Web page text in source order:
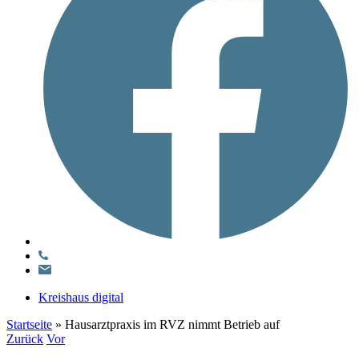
Kreishaus digital
Startseite » Hausarztpraxis im RVZ nimmt Betrieb auf
Zurück Vor